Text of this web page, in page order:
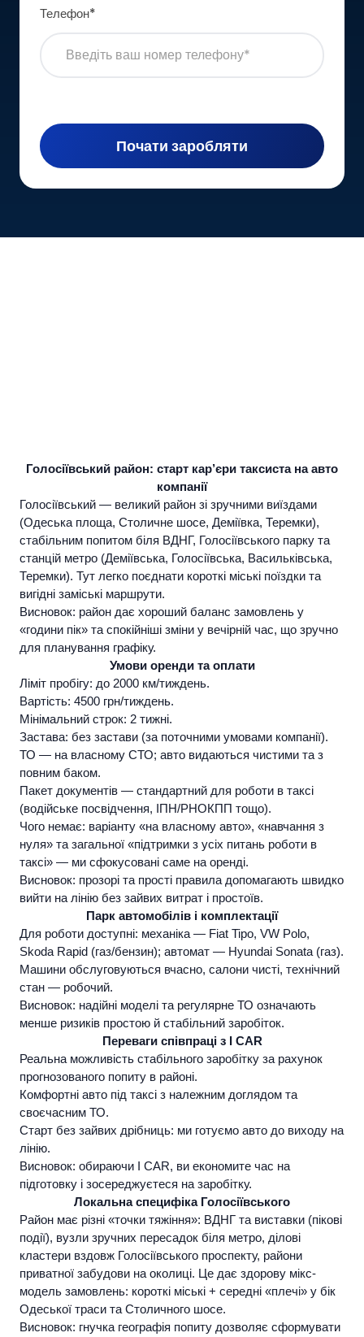
Телефон*
Почати заробляти
Голосіївський район: старт кар’єри таксиста на авто
компанії
Голосіївський — великий район зі зручними виїздами
(Одеська площа, Столичне шосе, Деміївка, Теремки),
стабільним попитом біля ВДНГ, Голосіївського парку та
станцій метро (Деміївська, Голосіївська, Васильківська,
Теремки). Тут легко поєднати короткі міські поїздки та
вигідні заміські маршрути.
Висновок: район дає хороший баланс замовлень у
«години пік» та спокійніші зміни у вечірній час, що зручно
для планування графіку.
Умови оренди та оплати
Ліміт пробігу: до 2000 км/тиждень.
Вартість: 4500 грн/тиждень.
Мінімальний строк: 2 тижні.
Застава: без застави (за поточними умовами компанії).
ТО — на власному СТО; авто видаються чистими та з
повним баком.
Пакет документів — стандартний для роботи в таксі
(водійське посвідчення, ІПН/РНОКПП тощо).
Чого немає: варіанту «на власному авто», «навчання з
нуля» та загальної «підтримки з усіх питань роботи в
таксі» — ми сфокусовані саме на оренді.
Висновок: прозорі та прості правила допомагають швидко
вийти на лінію без зайвих витрат і простоїв.
Парк автомобілів і комплектації
Для роботи доступні: механіка — Fiat Tipo, VW Polo,
Skoda Rapid (газ/бензин); автомат — Hyundai Sonata (газ).
Машини обслуговуються вчасно, салони чисті, технічний
стан — робочий.
Висновок: надійні моделі та регулярне ТО означають
менше ризиків простою й стабільний заробіток.
Переваги співпраці з I CAR
Реальна можливість стабільного заробітку за рахунок
прогнозованого попиту в районі.
Комфортні авто під таксі з належним доглядом та
своєчасним ТО.
Старт без зайвих дрібниць: ми готуємо авто до виходу на
лінію.
Висновок: обираючи I CAR, ви економите час на
підготовку і зосереджуєтеся на заробітку.
Локальна специфіка Голосіївського
Район має різні «точки тяжіння»: ВДНГ та виставки (пікові
події), вузли зручних пересадок біля метро, ділові
кластери вздовж Голосіївського проспекту, райони
приватної забудови на околиці. Це дає здорову мікс-
модель замовлень: короткі міські + середні «плечі» у бік
Одеської траси та Столичного шосе.
Висновок: гнучка географія попиту дозволяє сформувати